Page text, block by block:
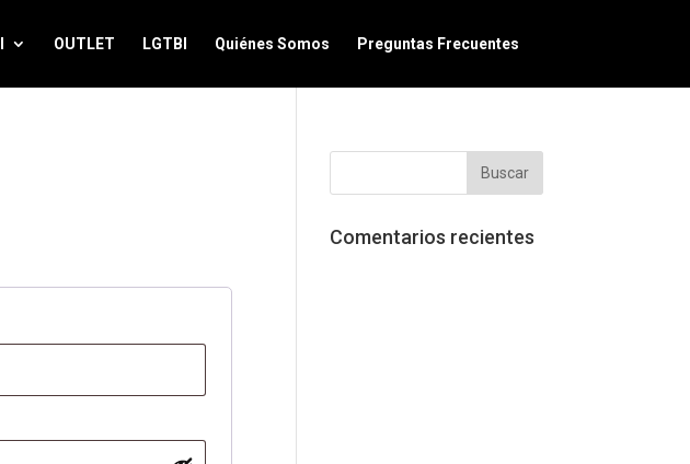
OUTLET LGTBI Quiénes Somos Preguntas Frecuentes
Comentarios recientes